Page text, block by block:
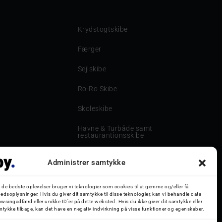
Administrer samtykke
de bedste oplevelser bruger vi teknologier som cookies til at gemme og/eller få
Hvis du giver dit samtykke til disse teknologier, kan vi behandle data
eller unikke ID'er på dette websted. Hvis du ikke giver dit samtykke eller
tilbage, kan det have en negativ indvirkning på visse funktioner og egenskaber.
Krydstogtskibe
Færger
Sejlskibe
Ro-Ro Skibe
Skoleskibe
Havne & Turbåde samt
restaurantionsskibe
Storebæltsbroen